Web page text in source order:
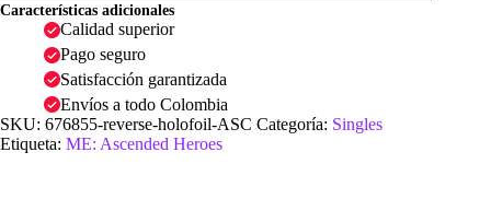
Características adicionales
Calidad superior
Pago seguro
Satisfacción garantizada
Envíos a todo Colombia
SKU: 676855-reverse-holofoil-ASC Categoría: Singles
Etiqueta: ME: Ascended Heroes